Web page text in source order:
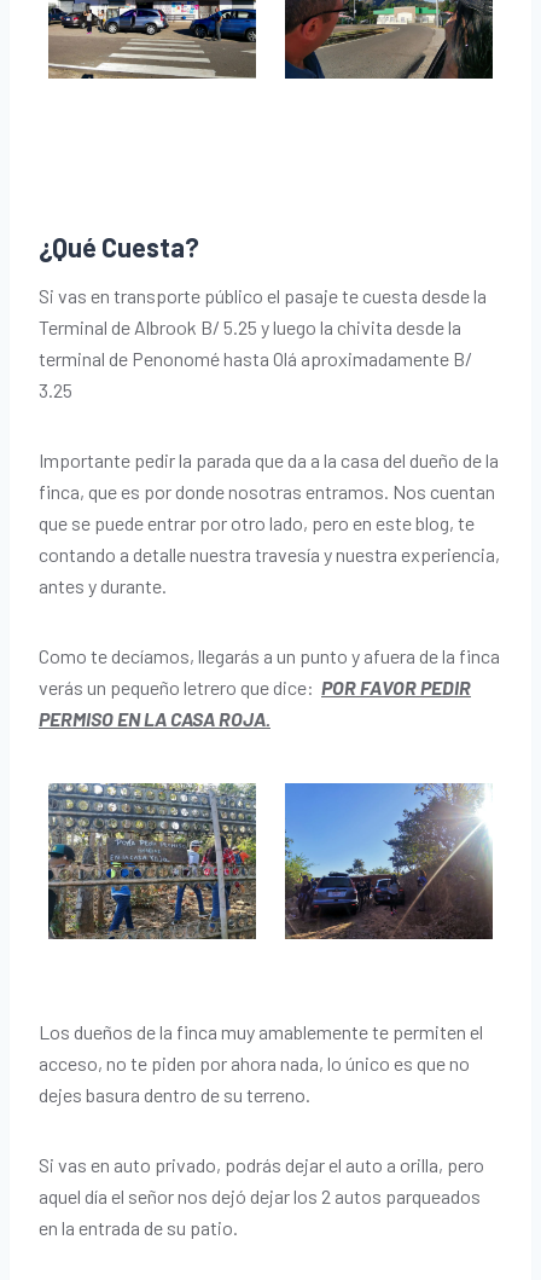
¿Qué Cuesta?
Si vas en transporte público el pasaje te cuesta desde la
Terminal de Albrook B/ 5.25 y luego la chivita desde la
terminal de Penonomé hasta Olá aproximadamente B/
3.25
Importante pedir la parada que da a la casa del dueño de la
finca, que es por donde nosotras entramos. Nos cuentan
que se puede entrar por otro lado, pero en este blog, te
contando a detalle nuestra travesía y nuestra experiencia,
antes y durante.
Como te decíamos, llegarás a un punto y afuera de la finca
verás un pequeño letrero que dice: POR FAVOR PEDIR
PERMISO EN LA CASA ROJA.
Los dueños de la finca muy amablemente te permiten el
acceso, no te piden por ahora nada, lo único es que no
dejes basura dentro de su terreno.
Si vas en auto privado, podrás dejar el auto a orilla, pero
aquel día el señor nos dejó dejar los 2 autos parqueados
en la entrada de su patio.